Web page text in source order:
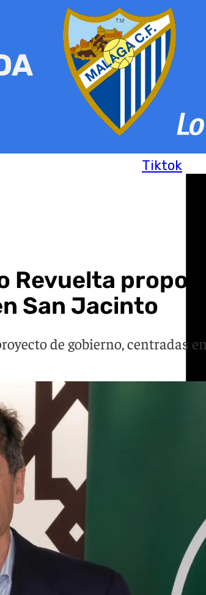
Tiktok
Revuelta
San Jacinto
de gobierno, centradas